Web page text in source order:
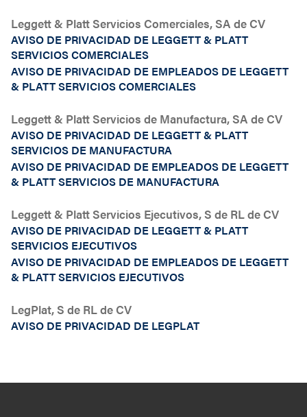
Leggett & Platt Servicios Comerciales, SA de CV
AVISO DE PRIVACIDAD DE LEGGETT & PLATT
SERVICIOS COMERCIALES
AVISO DE PRIVACIDAD DE EMPLEADOS DE LEGGETT
& PLATT SERVICIOS COMERCIALES
Leggett & Platt Servicios de Manufactura, SA de CV
AVISO DE PRIVACIDAD DE LEGGETT & PLATT
SERVICIOS DE MANUFACTURA
AVISO DE PRIVACIDAD DE EMPLEADOS DE LEGGETT
& PLATT SERVICIOS DE MANUFACTURA
Leggett & Platt Servicios Ejecutivos, S de RL de CV
AVISO DE PRIVACIDAD DE LEGGETT & PLATT
SERVICIOS EJECUTIVOS
AVISO DE PRIVACIDAD DE EMPLEADOS DE LEGGETT
& PLATT SERVICIOS EJECUTIVOS
LegPlat, S de RL de CV
AVISO DE PRIVACIDAD DE LEGPLAT